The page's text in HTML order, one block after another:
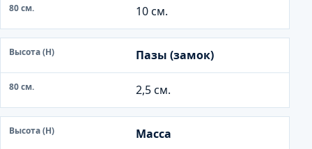
с
м
10 см.
Пазы (замок)
2,5 см.
Масса